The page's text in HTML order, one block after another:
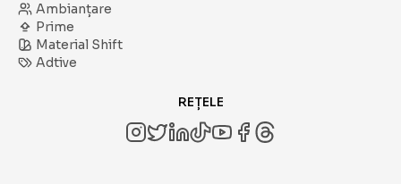
Ambianțare
Prime
Material Shift
Adtive
REȚELE